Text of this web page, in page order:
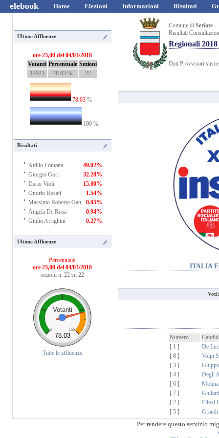
elebook Home Elezioni Informazioni Risultati
Ultime Affluenze
ore 23,00 del 04/03/2018
Votanti Percentuale Sezioni
14923
78.03 % 22
78.03 %
100 %
Risultati
· Attilio Fontana 49.02%
· Giorgio Gori 32.28%
· Dario Violi 15.00%
· Onorio Rosati 1.54%
· Massimo Roberto Gatt 0.95%
· Angela De Rosa 0.94%
· Giulio Arrighini 0.27%
Ultime Affluenze
Percentuale
ore 23,00 del 04/03/2018
sezioni n. 22 su 22
Votanti
0 100
78.03
Tutte le affluenze
Comune diSeriate
Risultati
Regionali 2018
Dati Provvisori
ITALIA
Numero
[ 1 ]
De
[ 8 ]
Volpi
[ 3 ]
[ 4 ]
Degli
[ 6 ]
[ 7 ]
[ 2 ]
Filosi
[ 5 ]
Grandi
Per rendere questo servizio